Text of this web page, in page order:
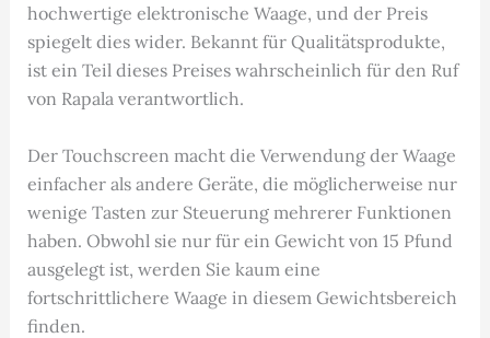
hochwertige elektronische Waage, und der Preis
spiegelt dies wider. Bekannt für Qualitätsprodukte,
ist ein Teil dieses Preises wahrscheinlich für den Ruf
von Rapala verantwortlich.
Der Touchscreen macht die Verwendung der Waage
einfacher als andere Geräte, die möglicherweise nur
wenige Tasten zur Steuerung mehrerer Funktionen
haben. Obwohl sie nur für ein Gewicht von 15 Pfund
ausgelegt ist, werden Sie kaum eine
fortschrittlichere Waage in diesem Gewichtsbereich
finden.